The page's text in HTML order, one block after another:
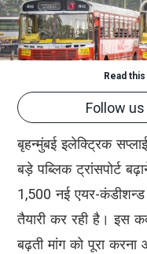
Read
Follow us
बृहन्मुंबई इलेक्ट्रिक
बड़े पब्लिक ट्रांसपोर्ट
1,500 नई एयर-
तैयारी कर रही है। इस
बढ़ती मांग को पूरा